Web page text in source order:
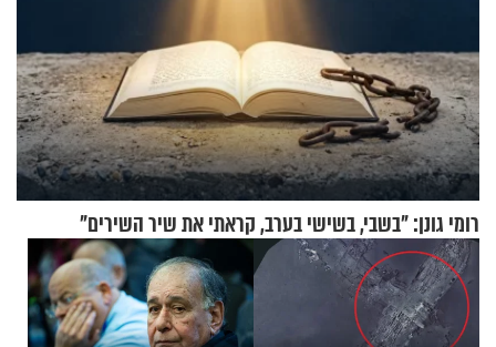
רומי גונן: "בשבי, בשישי בערב, קראתי את שיר השירים"